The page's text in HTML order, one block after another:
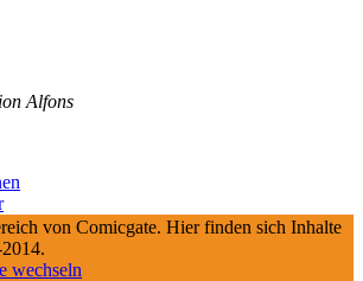
Alfons
von Comicgate. Hier finden sich Inhalte
wechseln